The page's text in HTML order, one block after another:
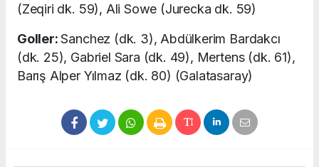
(Zeqiri dk. 59), Ali Sowe (Jurecka dk. 59)
Goller:Sanchez (dk. 3), Abdülkerim Bardakcı
(dk. 25), Gabriel Sara (dk. 49), Mertens (dk. 61),
Barış Alper Yılmaz (dk. 80) (Galatasaray)